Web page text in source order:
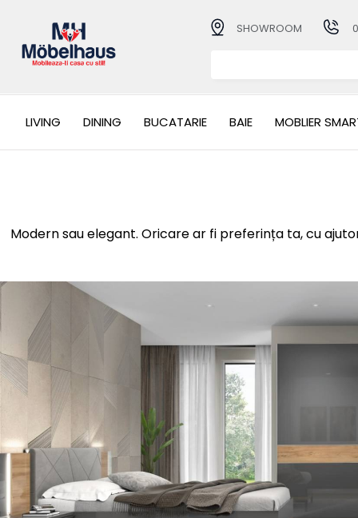
SHOWROOM
LIVING DINING BUCATARIE BAIE MOBLIER
Modern sau elegant. Oricare ar fi preferința ta, cu